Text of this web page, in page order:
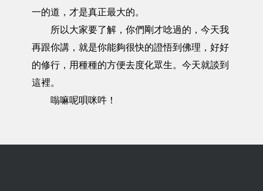
一的道，才是真正最大的。
所以大家要了解，你們剛才唸過的，今天我
再跟你講，就是你能夠很快的證悟到佛理，好好
的修行，用種種的方便去度化眾生。今天就談到
這裡。
嗡嘛呢唄咪吽！